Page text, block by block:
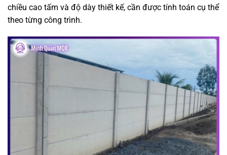
chiều cao tấm và độ dày thiết kế, cần được tính toán cụ thể
theo từng công trình.